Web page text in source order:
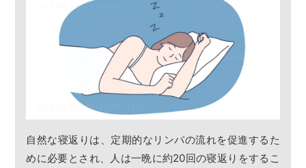
自然な寝返りは、定期的なリンパの流れを促進するた
めに必要とされ、人は一晩に約20回の寝返りをするこ